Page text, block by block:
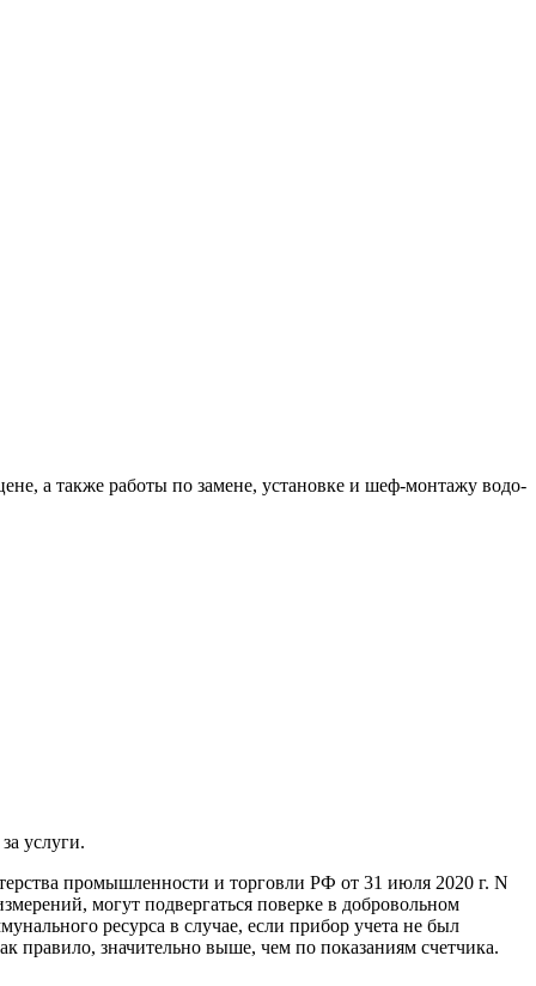
а также работы по замене, установке и шеф-монтажу водо-
услуги.
промышленности и торговли РФ от 31 июля 2020 г. N
могут подвергаться поверке в добровольном
ресурса в случае, если прибор учета не был
правило, значительно выше, чем по показаниям счетчика.